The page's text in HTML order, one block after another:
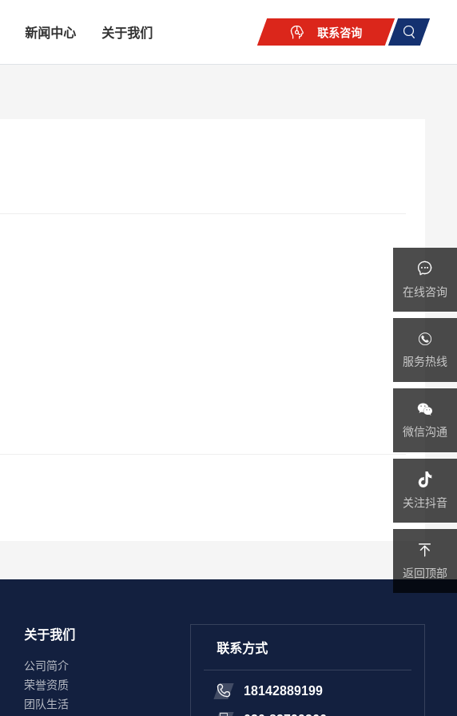
新闻中心 关于我们 联系咨询
关于我们
公司简介
荣誉资质
团队生活
联系方式
18142889199
在线咨询
服务热线
微信沟通
关注抖音
返回顶部